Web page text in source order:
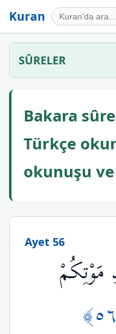
Kuran
SÛRELER
Bakara
Türkçe
okunuşu
Ayet 56
مَوْتِكُمْ